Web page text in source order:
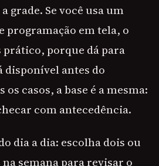
grade. Se você usa um
programação em tela, o
porque dá para
disponível antes do
casos, a base é a mesma:
com antecedência.
dia a dia: escolha dois ou
semana para revisar o